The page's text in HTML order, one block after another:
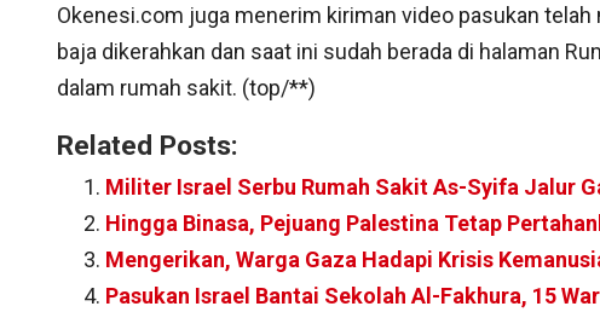
Okenesi.com juga menerim kiriman video pasukan
baja dikerahkan dan saat ini sudah berada di halaman
dalam rumah sakit. (top/**)
Related Posts:
Militer Israel Serbu Rumah Sakit As-Syifa Jalur
Hingga Binasa, Pejuang Palestina Tetap
Mengerikan, Warga Gaza Hadapi Krisis
Pasukan Israel Bantai Sekolah Al-Fakhura, 15